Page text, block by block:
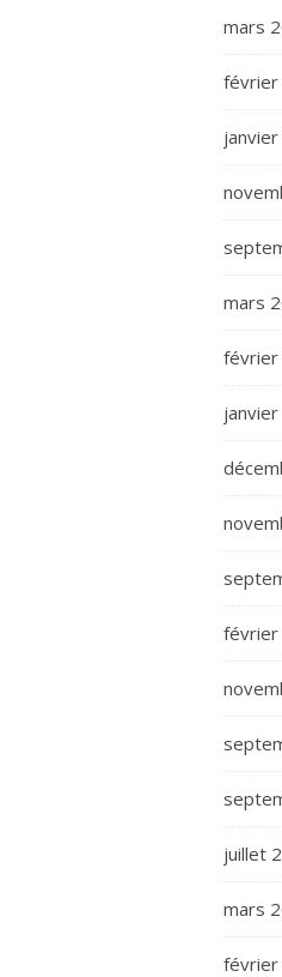
mars
février
mars
février
février
juillet
mars
février